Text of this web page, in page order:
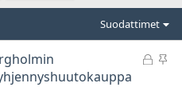
Suodattimet
L
P